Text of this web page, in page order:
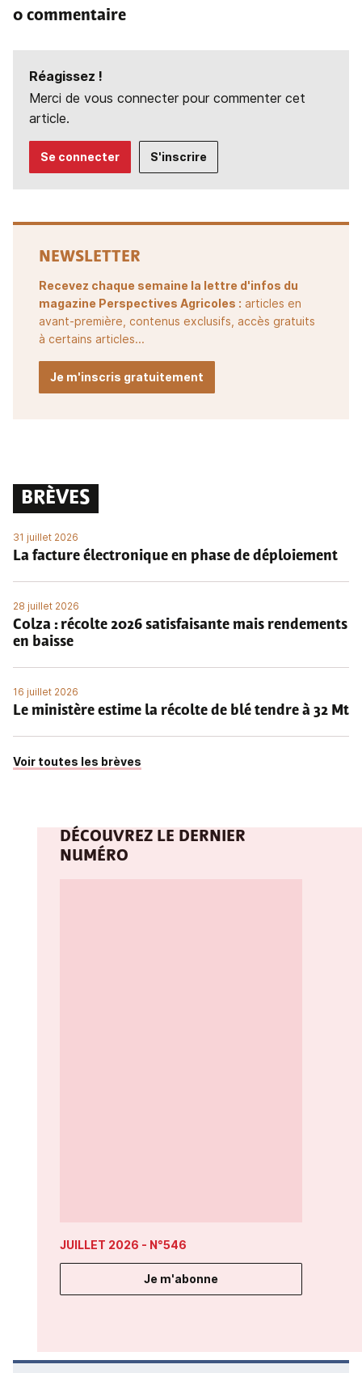
0 commentaire
Réagissez !
Merci de vous connecter pour commenter cet
article.
Se connecter S'inscrire
NEWSLETTER
Recevez chaque semaine la lettre d'infos du
magazine Perspectives Agricoles : articles en
avant-première, contenus exclusifs, accès gratuits
à certains articles...
Je m'inscris gratuitement
BRÈVES
31 juillet 2026
La facture électronique en phase de déploiement
28 juillet 2026
Colza : récolte 2026 satisfaisante mais rendements
en baisse
16 juillet 2026
Le ministère estime la récolte de blé tendre à 32 Mt
Voir toutes les brèves
DÉCOUVREZ LE DERNIER
NUMÉRO
JUILLET 2026 - N°546
Je m'abonne